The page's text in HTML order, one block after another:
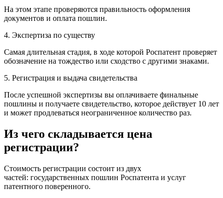
На этом этапе проверяются правильность оформления
документов и оплата пошлин.
4. Экспертиза по существу
Самая длительная стадия, в ходе которой Роспатент проверяет
обозначение на тождество или сходство с другими знаками.
5. Регистрация и выдача свидетельства
После успешной экспертизы вы оплачиваете финальные
пошлины и получаете свидетельство, которое действует 10 лет
и может продлеваться неограниченное количество раз.
Из чего складывается цена
регистрации?
Стоимость регистрации состоит из двух
частей: государственных пошлин Роспатента и услуг
патентного поверенного.